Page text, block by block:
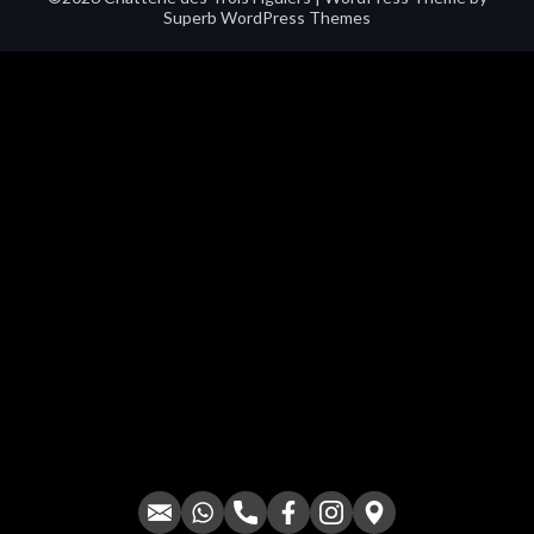
Superb WordPress Themes